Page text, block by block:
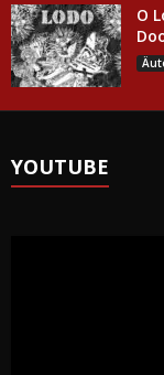
O
YOUTUBE